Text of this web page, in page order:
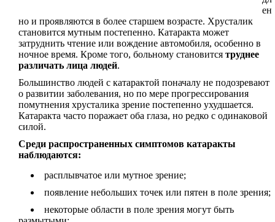
ен
но и проявляются в более старшем возрасте. Хрусталик
становится мутным постепенно. Катаракта может
затруднить чтение или вождение автомобиля, особенно в
ночное время. Кроме того, больному становится труднее
различать лица людей.
Большинство людей с катарактой поначалу не подозревают
о развитии заболевания, но по мере прогрессирования
помутнения хрусталика зрение постепенно ухудшается.
Катаракта часто поражает оба глаза, но редко с одинаковой
силой.
Среди распространенных симптомов катаракты
наблюдаются:
расплывчатое или мутное зрение;
появление небольших точек или пятен в поле зрения;
некоторые области в поле зрения могут быть